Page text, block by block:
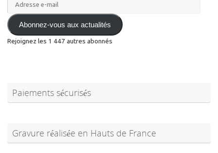
Rejoignez les 1 447 autres abonnés
Gravure réalisée en Hauts de France